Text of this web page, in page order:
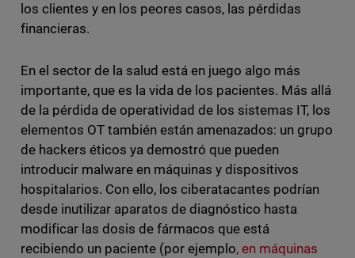
los clientes y en los peores casos, las pérdidas
financieras.
En el sector de la salud está en juego algo más
importante, que es la vida de los pacientes. Más allá
de la pérdida de operatividad de los sistemas IT, los
elementos OT también están amenazados: un grupo
de hackers éticos ya demostró que pueden
introducir malware en máquinas y dispositivos
hospitalarios. Con ello, los ciberatacantes podrían
desde inutilizar aparatos de diagnóstico hasta
modificar las dosis de fármacos que está
recibiendo un paciente (por ejemplo, en máquinas